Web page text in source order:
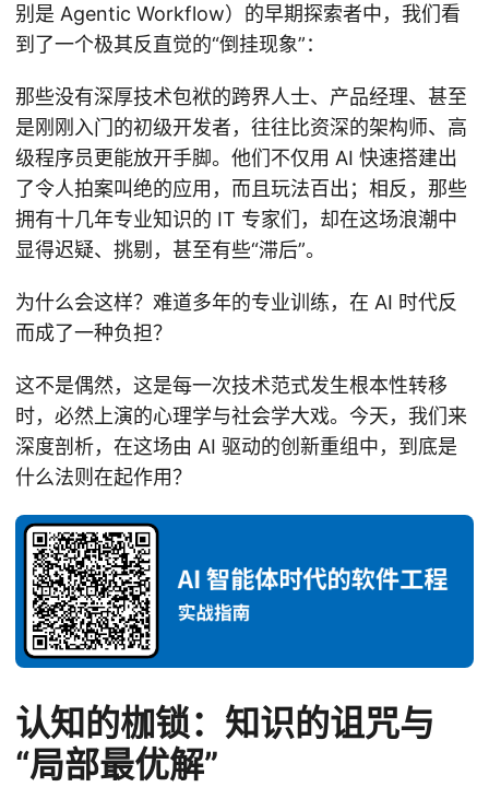
别是 Agentic Workflow）的早期探索者中，我们看
到了一个极其反直觉的“倒挂现象”：
那些没有深厚技术包袱的跨界人士、产品经理、甚至
是刚刚入门的初级开发者，往往比资深的架构师、高
级程序员更能放开手脚。他们不仅用 AI 快速搭建出
了令人拍案叫绝的应用，而且玩法百出；相反，那些
拥有十几年专业知识的 IT 专家们，却在这场浪潮中
显得迟疑、挑剔，甚至有些“滞后”。
为什么会这样？难道多年的专业训练，在 AI 时代反
而成了一种负担？
这不是偶然，这是每一次技术范式发生根本性转移
时，必然上演的心理学与社会学大戏。今天，我们来
深度剖析，在这场由 AI 驱动的创新重组中，到底是
什么法则在起作用？
认知的枷锁：知识的诅咒与
“局部最优解”